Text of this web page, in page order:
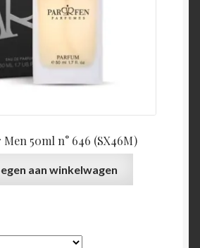
50ml n° 646 (SX46M)
aan winkelwagen